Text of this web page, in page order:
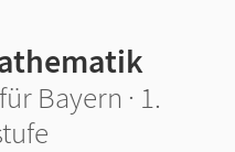
Bayern · 1.